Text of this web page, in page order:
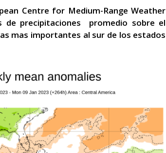
Centre for Medium-Range Weather
de precipitaciones promedio sobre el
mas importantes al sur de los estados